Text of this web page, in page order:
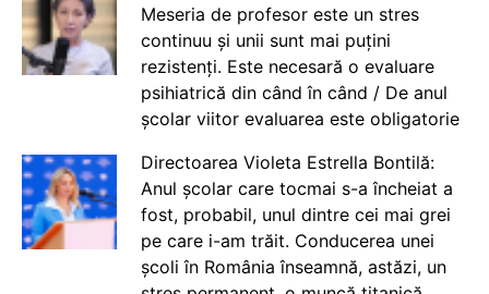
Meseria de profesor este un stres
continuu și unii sunt mai puțini
rezistenți. Este necesară o evaluare
psihiatrică din când în când / De anul
școlar viitor evaluarea este obligatorie
Directoarea Violeta Estrella Bontilă:
Anul școlar care tocmai s-a încheiat a
fost, probabil, unul dintre cei mai grei
pe care i-am trăit. Conducerea unei
școli în România înseamnă, astăzi, un